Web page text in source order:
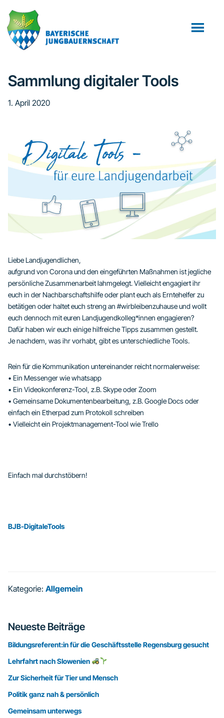
Inhalt
springen
Seitenspalte
springen
Fußzeile
springen
Sammlung digitaler Tools
1. April 2020
Liebe Landjugendlichen,
aufgrund von Corona und den eingeführten Maßnahmen ist jegliche
persönliche Zusammenarbeit lahmgelegt. Vielleicht engagiert ihr
euch in der Nachbarschaftshilfe oder plant euch als Erntehelfer zu
betätigen oder haltet euch streng an #wirbleibenzuhause und wollt
euch dennoch mit euren Landjugendkolleg*innen engagieren?
Dafür haben wir euch einige hilfreiche Tipps zusammen gestellt.
Je nachdem, was ihr vorhabt, gibt es unterschiedliche Tools.
Rein für die Kommunikation untereinander reicht normalerweise:
• Ein Messenger wie whatsapp
• Ein Videokonferenz-Tool, z.B. Skype oder Zoom
• Gemeinsame Dokumentenbearbeitung, z.B. Google Docs oder
einfach ein Etherpad zum Protokoll schreiben
• Vielleicht ein Projektmanagement-Tool wie Trello
Einfach mal durchstöbern!
BJB-DigitaleTools
Kategorie: Allgemein
Seitenspalte
Neueste Beiträge
Bildungsreferent:in für die Geschäftsstelle Regensburg gesucht
Lehrfahrt nach Slowenien
Zur Sicherheit für Tier und Mensch
Politik ganz nah & persönlich
Gemeinsam unterwegs